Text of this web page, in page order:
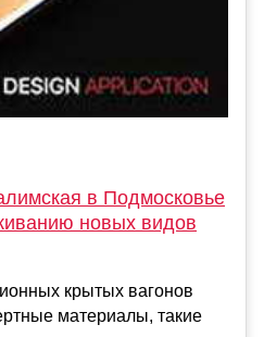
в Подмосковье
новых видов
крытых вагонов
материалы, такие